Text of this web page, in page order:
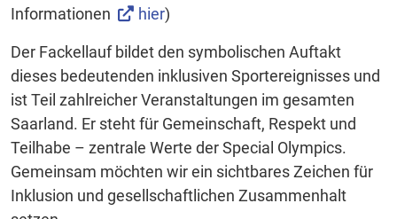
Informationen
hier)
Der Fackellauf bildet den symbolischen Auftakt
dieses bedeutenden inklusiven Sportereignisses und
ist Teil zahlreicher Veranstaltungen im gesamten
Saarland. Er steht für Gemeinschaft, Respekt und
Teilhabe – zentrale Werte der Special Olympics.
Gemeinsam möchten wir ein sichtbares Zeichen für
Inklusion und gesellschaftlichen Zusammenhalt